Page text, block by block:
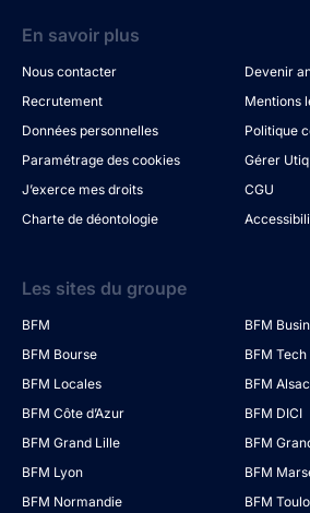
En savoir plus
Nous contacter
Devenir
Recrutement
Mentions
Données personnelles
Politique
Paramétrage des cookies
Gérer Utiq
J’exerce mes droits
CGU
Charte de déontologie
Les sites du groupe
BFM
BFM
BFM Bourse
BFM Tech
BFM Locales
BFM
BFM Côte d’Azur
BFM DICI
BFM Grand Lille
BFM
BFM Lyon
BFM
BFM Normandie
BFM